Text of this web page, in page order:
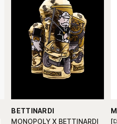
BETTINARDI
MONOPOLY X BETTINARDI
[